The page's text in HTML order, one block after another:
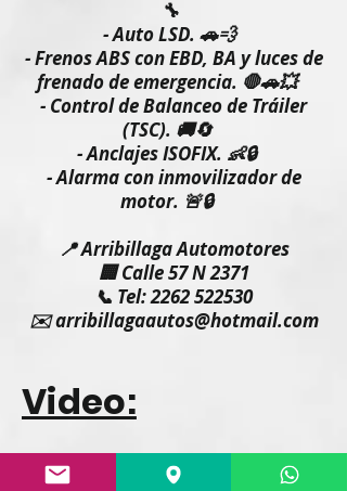
🔧
- Auto LSD. 🚗💨
- Frenos ABS con EBD, BA y luces de
frenado de emergencia. 🛑🚗💥
- Control de Balanceo de Tráiler
(TSC). 🚚🔄
- Anclajes ISOFIX. 👶🔒
- Alarma con inmovilizador de
motor. 🚨🔒
📍 Arribillaga Automotores
🏢 Calle 57 N 2371
📞 Tel: 2262 522530
✉️ arribillagaautos@hotmail.com
Video: